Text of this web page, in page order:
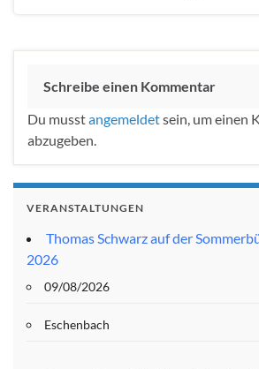
Schreibe einen Kommentar
Du musstangemeldetsein, um einen
abzugeben.
VERANSTALTUNGEN
Thomas Schwarz auf der
2026
09/08/2026
Eschenbach